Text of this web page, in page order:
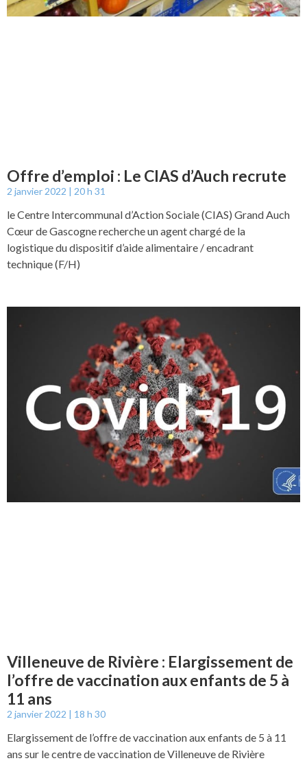
Offre d’emploi : Le CIAS d’Auch recrute
2 janvier 2022 20 h 31
le Centre Intercommunal d’Action Sociale (CIAS) Grand Auch
Cœur de Gascogne recherche un agent chargé de la
logistique du dispositif d’aide alimentaire / encadrant
technique (F/H)
Villeneuve de Rivière : Elargissement de
l’offre de vaccination aux enfants de 5 à
11 ans
2 janvier 2022 18 h 30
Elargissement de l’offre de vaccination aux enfants de 5 à 11
ans sur le centre de vaccination de Villeneuve de Rivière